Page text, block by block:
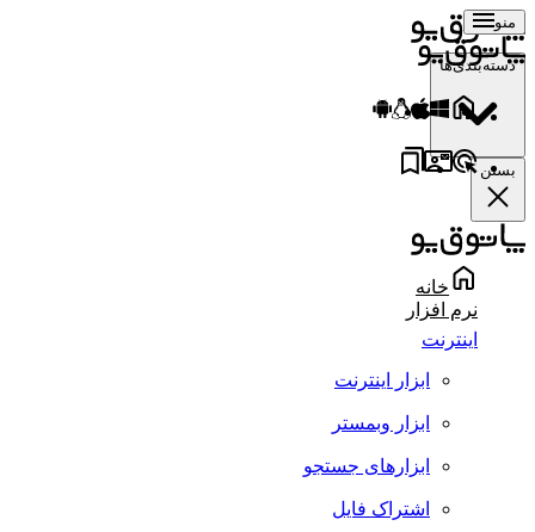
منو
دسته‌بندی‌ها
بستن
خانه
نرم افزار
اینترنت
ابزار اینترنت
ابزار وبمستر
ابزارهای جستجو
اشتراک فایل